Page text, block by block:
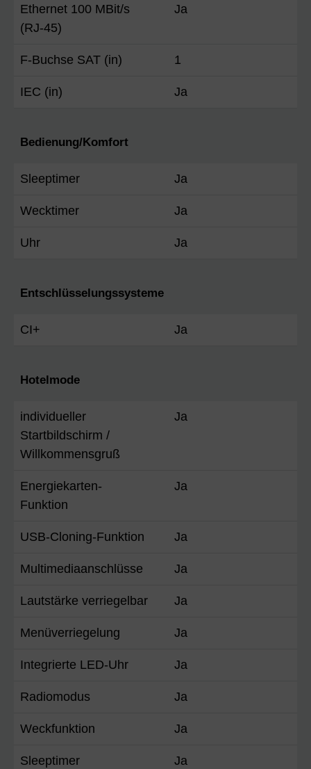
Ethernet 100 MBit/s
(RJ-45)
Ja
F-Buchse SAT (in) 1
IEC (in) Ja
Bedienung/Komfort
Sleeptimer Ja
Wecktimer Ja
Uhr Ja
Entschlüsselungssysteme
CI+ Ja
Hotelmode
individueller
Startbildschirm /
Willkommensgruß
Ja
Energiekarten-
Funktion
Ja
USB-Cloning-Funktion Ja
Multimediaanschlüsse Ja
Lautstärke verriegelbar Ja
Menüverriegelung Ja
Integrierte LED-Uhr Ja
Radiomodus Ja
Weckfunktion Ja
Sleeptimer Ja